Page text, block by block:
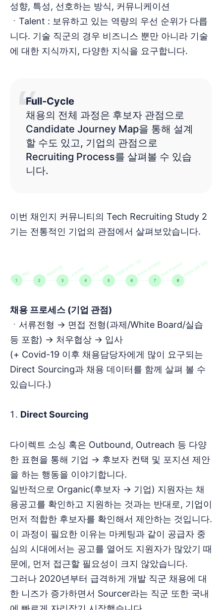
성향, 특성, 선호하는 방식, 커뮤니케이션
ㆍTalent : 보유하고 있는 역량의 우선 순위가 다릅
니다. 기술 직군의 경우 비즈니스 뿐만 아니라 기술
에 대한 지식까지, 다양한 지식을 요구합니다.
Full-Cycle
채용의 전체 과정은 후보자 관점으로
Candidate Journey Map을 통해 설계
할 수도 있고, 기업의 관점으로
Recruiting Process를 살펴볼 수 있습
니다.
이번 채인지 커뮤니티의 Tech Recruiting Study 2
기는 전통적인 기업의 관점에서 살펴보았습니다.
채용 프로세스 (기업 관점)
ㆍ서류전형 → 면접 전형(과제/White Board/실습
등 포함) → 처우협상 → 입사
(+ Covid-19 이후 채용담당자에게 많이 요구되는
Direct Sourcing과 채용 데이터를 함께 살펴 볼 수
있습니다.)
Direct Sourcing
다이렉트 소싱 혹은 Outbound, Outreach 등 다양
한 표현을 통해 기업 → 후보자 컨택 및 포지션 제안
을 하는 행동을 이야기합니다.
일반적으로 Organic(후보자 → 기업) 지원자는 채
용공고를 확인하고 지원하는 것과는 반대로, 기업이
먼저 적합한 후보자를 확인해서 제안하는 것입니다.
이 과정이 필요한 이유는 마케팅과 같이 공급자 중
심의 시대에서는 공고를 열어도 지원자가 많았기 때
문에, 먼저 접근할 필요성이 크지 않았습니다.
그러나 2020년부터 급격하게 개발 직군 채용에 대
한 니즈가 증가하면서 Sourcer라는 직군 또한 국내